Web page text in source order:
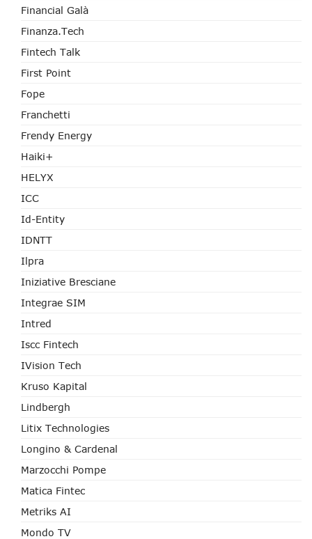
Financial Galà
Finanza.tech
Fintech Talk
First Point
Fope
Franchetti
Frendy Energy
Haiki+
HELYX
ICC
Id-Entity
IDNTT
Ilpra
Iniziative Bresciane
Integrae SIM
Intred
Iscc Fintech
IVision Tech
Kruso Kapital
Lindbergh
Litix Technologies
Longino & Cardenal
Marzocchi Pompe
Matica Fintec
Metriks AI
Mondo TV